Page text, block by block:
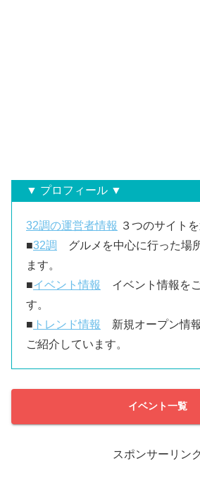
▼ プロフィール ▼
32調の運営者情報 ３つのサイト
■32調
グルメを中心に行った場
ます。
■イベント情報
イベント情報を
す。
■ トレンド情報
新規オープン情
ご紹介しています。
イベント一覧
スポンサーリンク